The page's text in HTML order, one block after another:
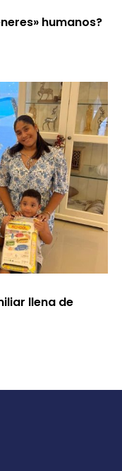
humanos?
llena de